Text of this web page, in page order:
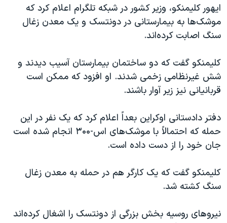
ایهور کلیمنکو، وزیر کشور در شبکه تلگرام اعلام کرد که
موشک‌ها به بیمارستانی در دونتسک و یک معدن زغال
سنگ اصابت کرده‌اند.
کلیمنکو گفت که دو ساختمان بیمارستان آسیب دیدند و
شش غیرنظامی زخمی شدند. او افزود که ممکن است
قربانیانی نیز زیر آوار باشند.
دفتر دادستانی اوکراین بعداً اعلام کرد که یک نفر در این
حمله که احتمالاً با موشک‌های اس-۳۰۰ انجام شده است
جان خود را از دست داده است.
کلیمنکو گفت که یک کارگر هم در حمله به معدن زغال
سنگ کشته شد.
نیروهای روسیه بخش بزرگی از دونتسک را اشغال کرده‌اند